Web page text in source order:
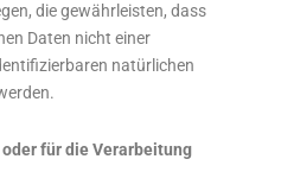
die gewährleisten, dass
Daten nicht einer
natürlichen
für die Verarbeitung